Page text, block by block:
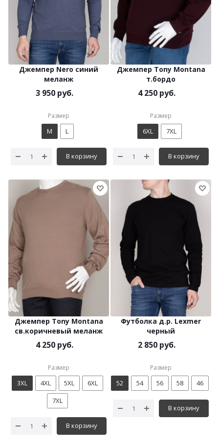
Джемпер Nero синий
меланж
3 950 руб.
Размер
M L
В корзину
Джемпер Tony Montana
т.бордо
4 250 руб.
Размер
6XL 7XL
В корзину
Джемпер Tony Montana
св.коричневый меланж
4 250 руб.
Размер
3XL 4XL 5XL
6XL
7XL
В корзину
Футболка д.р. Lexmer
черный
2 850 руб.
Размер
52 54 56 58 46
В корзину